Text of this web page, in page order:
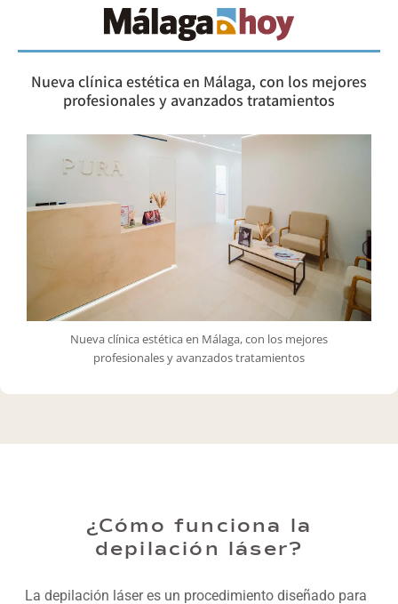
Nueva clínica estética en Málaga, con los mejores
profesionales y avanzados tratamientos
Nueva clínica estética en Málaga, con los mejores
profesionales y avanzados tratamientos
¿Cómo funciona la
depilación láser?
La depilación láser es un procedimiento diseñado para